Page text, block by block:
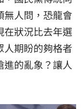
無人問，恐龍會
在狀況比去年選
人期盼的夠格者
進的亂象？讓人